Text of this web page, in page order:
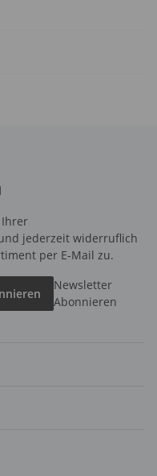
jederzeit widerruflich
per E-Mail zu.
Newsletter
Abonnieren